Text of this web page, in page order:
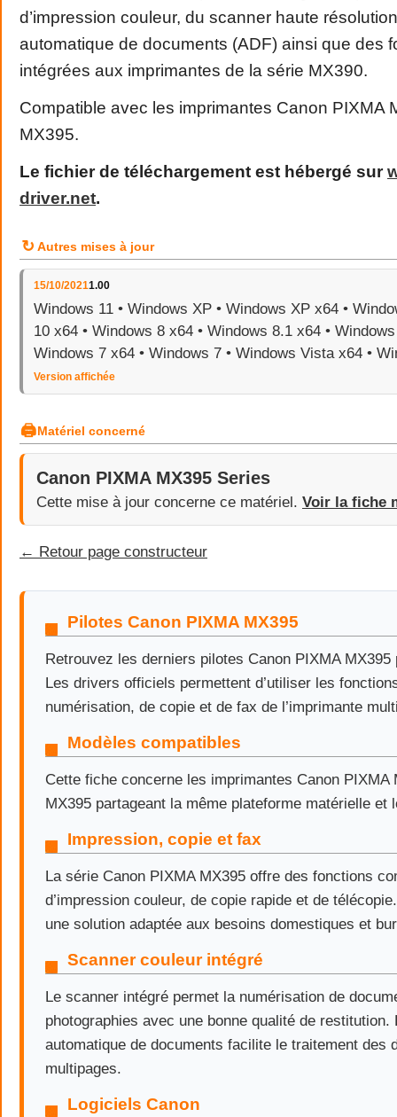
d’impression couleur, du scanner haute
automatique de documents (ADF) ainsi que des
intégrées aux imprimantes de la série MX390.
Compatible avec les imprimantes Canon PIXMA
MX395.
Le fichier de téléchargement est hébergé sur
driver.net.
↻ Autres mises à jour
15/10/20211.00
Windows 11 • Windows XP • Windows XP x64 •
10 x64 • Windows 8 x64 • Windows 8.1 x64 •
Windows 7 x64 • Windows 7 • Windows Vista x64 •
Version affichée
🖨Matériel concerné
Canon PIXMA MX395 Series
Cette mise à jour concerne ce matériel. Voir la fiche
← Retour page constructeur
Pilotes Canon PIXMA MX395
Retrouvez les derniers pilotes Canon PIXMA MX395
Les drivers officiels permettent d’utiliser les
numérisation, de copie et de fax de l’imprimante
Modèles compatibles
Cette fiche concerne les imprimantes Canon PIXMA
MX395 partageant la même plateforme matérielle et
Impression, copie et fax
La série Canon PIXMA MX395 offre des fonctions
d’impression couleur, de copie rapide et de
une solution adaptée aux besoins domestiques et
Scanner couleur intégré
Le scanner intégré permet la numérisation de
photographies avec une bonne qualité de restitution.
automatique de documents facilite le traitement des
multipages.
Logiciels Canon